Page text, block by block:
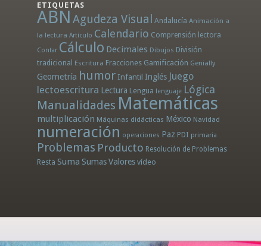
ETIQUETAS
ABN Agudeza Visual Andalucía Animación a
la lectura Artículo Calendario Comprensión lectora
Contar Cálculo Decimales Dibujos División
tradicional Escritura Fracciones Gamificación Genially
Geometría humor Infantil Inglés Juego
lectoescritura Lectura Lengua lenguaje Lógica
Manualidades Matemáticas
multiplicación Máquinas didácticas México Navidad
numeración operaciones Paz PDI primaria
Problemas Producto Resolución de Problemas
Resta Suma SumasValores vídeo